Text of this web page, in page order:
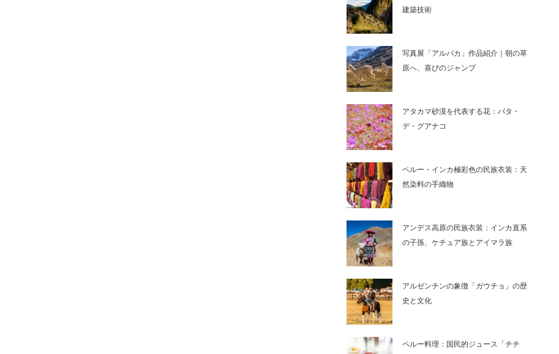
建築技術
写真展「アルパカ」作品紹介｜朝の草
原へ、喜びのジャンプ
アタカマ砂漠を代表する花：パタ・
デ・グアナコ
ペルー・インカ極彩色の民族衣装：天
然染料の手織物
アンデス高原の民族衣装：インカ直系
の子孫、ケチュア族とアイマラ族
アルゼンチンの象徴「ガウチョ」の歴
史と文化
ペルー料理：国民的ジュース「チチ